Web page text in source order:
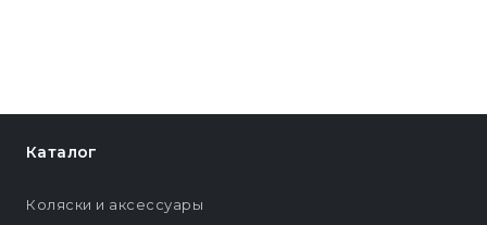
Каталог
Коляски и аксессуары